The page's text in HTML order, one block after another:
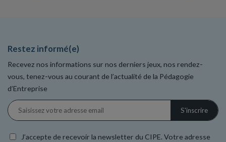
Restez informé(e)
Recevez nos informations sur nos derniers jeux, nos rendez-
vous, tenez-vous au courant de l’actualité de la Pédagogie
d’Entreprise
J’accepte de recevoir la newsletter du CIPE. Votre adresse